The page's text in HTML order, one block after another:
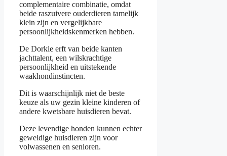
complementaire combinatie, omdat
beide raszuivere ouderdieren tamelijk
klein zijn en vergelijkbare
persoonlijkheidskenmerken hebben.
De Dorkie erft van beide kanten
jachttalent, een wilskrachtige
persoonlijkheid en uitstekende
waakhondinstincten.
Dit is waarschijnlijk niet de beste
keuze als uw gezin kleine kinderen of
andere kwetsbare huisdieren bevat.
Deze levendige honden kunnen echter
geweldige huisdieren zijn voor
volwassenen en senioren.